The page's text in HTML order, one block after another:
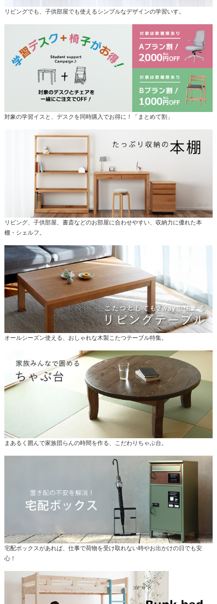
リビングでも、子供部屋でも使えるシンプルなデザインの学習いす。
対象の学習イスと、デスクを同時購入でお得に！「まとめて割」
リビング、子供部屋、書斎などのお部屋に合わせやすい、収納力に優れた本
棚・シェルフ。
オールシーズン使える、おしゃれな木製こたつテーブル特集。
まあるく囲んで家族団らんの時間を作る、こだわりちゃぶ台。
宅配ボックスがあれば、仕事で荷物を受け取れない時やお出かけの日でも安
心！